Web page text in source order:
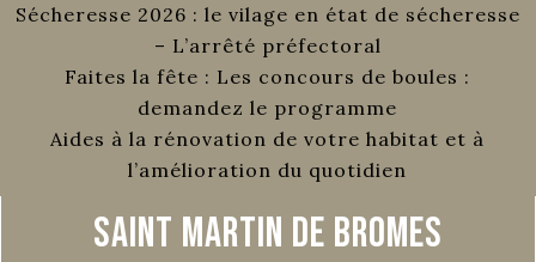
Sécheresse 2026 : le vilage en état de sécheresse
– L’arrêté préfectoral
Faites la fête : Les concours de boules :
demandez le programme
Aides à la rénovation de votre habitat et à
l’amélioration du quotidien
Saint Martin de Bromes